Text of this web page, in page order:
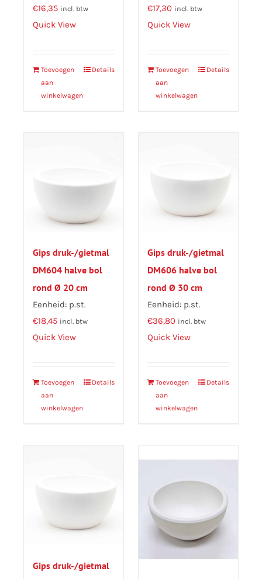
€16,35 incl. btw
Quick View
Toevoegen
aan
winkelwagen
Details
€17,30 incl. btw
Quick View
Toevoegen
aan
winkelwagen
Details
Gips druk-/gietmal
DM604 halve bol
rond Ø 20 cm
Eenheid: p.st.
€18,45 incl. btw
Quick View
Toevoegen
aan
winkelwagen
Details
Gips druk-/gietmal
DM606 halve bol
rond Ø 30 cm
Eenheid: p.st.
€36,80 incl. btw
Quick View
Toevoegen
aan
winkelwagen
Details
Gips druk-/gietmal